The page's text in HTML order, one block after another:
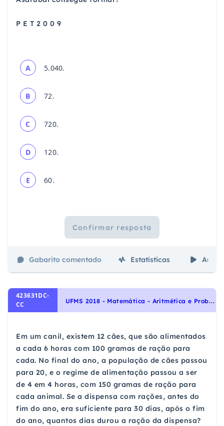
P E T 2 0 0 9
A 5.040.
B 72.
C 720.
D 120.
E 60.
Confirmar resposta
Gabarito comentado Estatísticas Aulas
423631DC-
CC
U
FMS 2018 - Matemática - Aritmética e Problemas, Regra de Três
Em um canil, existem 12 cães, que são alimentados
a cada 6 horas com 100 gramas de ração para
cada. No final do ano, a população de cães passou
para 20, e o regime de alimentação passou a ser
de 4 em 4 horas, com 150 gramas de ração para
cada animal. Se a dispensa com rações, antes do
fim do ano, era suficiente para 30 dias, após o fim
do ano, quantos dias durou a ração da dispensa?